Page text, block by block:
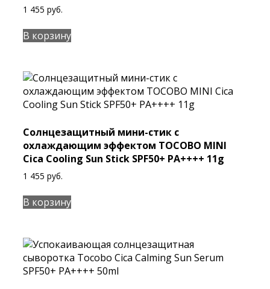
1 455 руб.
В корзину
Солнцезащитный мини-стик с
охлаждающим эффектом TOCOBO MINI
Cica Cooling Sun Stick SPF50+ PA++++ 11g
1 455 руб.
В корзину